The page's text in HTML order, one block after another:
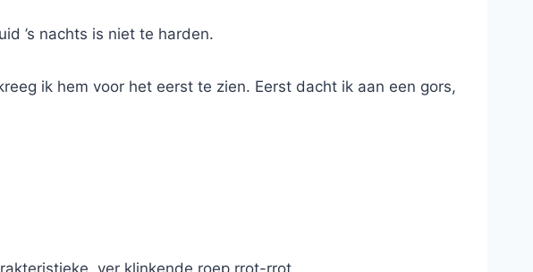
’s nachts is niet te harden.
ik hem voor het eerst te zien. Eerst dacht ik aan een gors,
ver klinkende roep rrot-rrot…